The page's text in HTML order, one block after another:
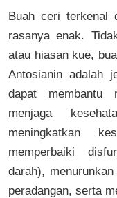
Buah ceri terkenal
rasanya enak.
atau hiasan kue,
Antosianin adalah
dapat membantu
menjaga
meningkatkan
memperbaiki
darah),
peradangan, serta